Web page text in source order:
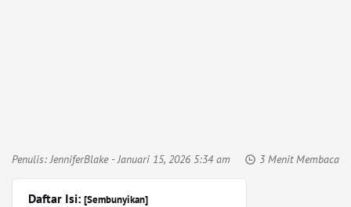
Penulis:JenniferBlake- Januari 15, 2026 5:34 am 3 Menit Membaca
Daftar Isi: [Sembunyikan]